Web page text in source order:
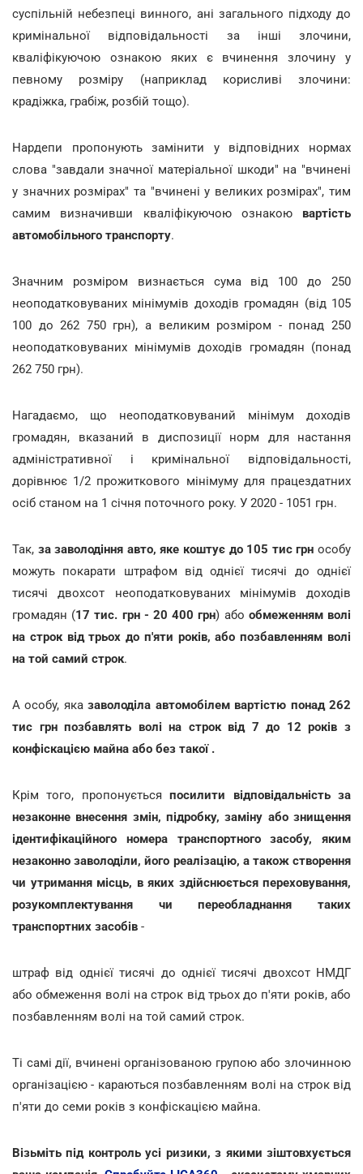
суспільній небезпеці винного, ані загального підходу до
кримінальної відповідальності за інші злочини,
кваліфікуючою ознакою яких є вчинення злочину у
певному розміру (наприклад корисливі злочини:
крадіжка, грабіж, розбій тощо).
Нардепи пропонують замінити у відповідних нормах
слова "завдали значної матеріальної шкоди" на "вчинені
у значних розмірах" та "вчинені у великих розмірах", тим
самим визначивши кваліфікуючою ознакою вартість
автомобільного транспорту.
Значним розміром визнається сума від 100 до 250
неоподатковуваних мінімумів доходів громадян (від 105
100 до 262 750 грн), а великим розміром - понад 250
неоподатковуваних мінімумів доходів громадян (понад
262 750 грн).
Нагадаємо, що неоподатковуваний мінімум доходів
громадян, вказаний в диспозиції норм для настання
адміністративної і кримінальної відповідальності,
дорівнює 1/2 прожиткового мінімуму для працездатних
осіб станом на 1 січня поточного року. У 2020 - 1051 грн.
Так, за заволодіння авто, яке коштує до 105 тис грн особу
можуть покарати штрафом від однієї тисячі до однієї
тисячі двохсот неоподатковуваних мінімумів доходів
громадян (17 тис. грн - 20 400 грн) або обмеженням волі
на строк від трьох до п'яти років, або позбавленням волі
на той самий строк.
А особу, яказаволоділа автомобілем вартістю понад 262
тис грн позбавлять волі на строк від 7 до 12 років з
конфіскацією майна або без такої .
Крім того, пропонуєтьсяпосилити відповідальність за
незаконне внесення змін, підробку, заміну або знищення
ідентифікаційного номера транспортного засобу, яким
незаконно заволоділи, його реалізацію, а також створення
чи утримання місць, в яких здійснюється переховування,
розукомплектування чи переобладнання таких
транспортних засобів -
штраф від однієї тисячі до однієї тисячі двохсот НМДГ
або обмеження волі на строк від трьох до п'яти років, або
позбавленням волі на той самий строк.
Ті самі дії, вчинені організованою групою або злочинною
організацією - караються позбавленням волі на строк від
п'яти до семи років з конфіскацією майна.
Візьміть під контроль усі ризики, з якими зіштовхується